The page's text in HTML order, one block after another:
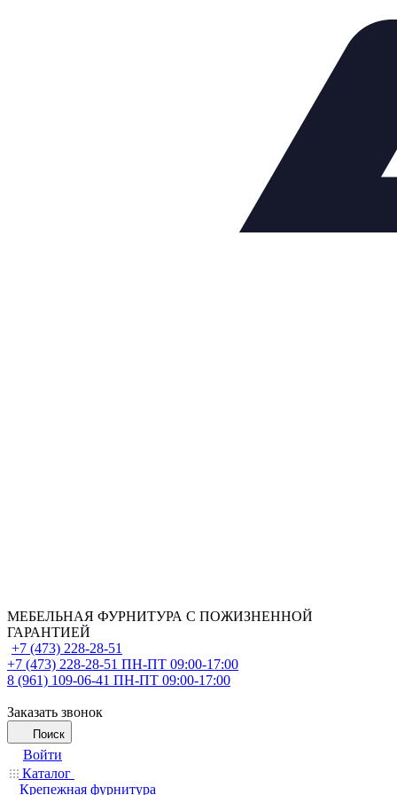
МЕБЕЛЬНАЯ ФУРНИТУРА С ПОЖИЗНЕННОЙ
ГАРАНТИЕЙ
+7 (473) 228-28-51
+7 (473) 228-28-51 ПН-ПТ 09:00-17:00
8 (961) 109-06-41 ПН-ПТ 09:00-17:00
Заказать звонок
Поиск
Войти
Каталог
Крепежная фурнитура